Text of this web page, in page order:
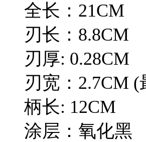
全长：21CM
刃长：8.8CM
刃厚: 0.28CM
刃宽：2.7CM (
柄长: 12CM
涂层：氧化黑